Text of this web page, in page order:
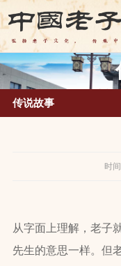
传说故事
时
从字面上理解，老子
先生的意思一样。但